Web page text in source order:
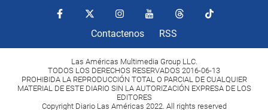
Contactenos RSS
Las Américas Multimedia Group LLC.
TODOS LOS DERECHOS RESERVADOS 2016-06-13
PROHIBIDA LA REPRODUCCIÓN TOTAL O PARCIAL DE CUALQUIER
MATERIAL DE ESTE DIARIO SIN LA AUTORIZACIÓN EXPRESA DE LOS
EDITORES
Copyright Diario Las Américas 2022. All rights reserved